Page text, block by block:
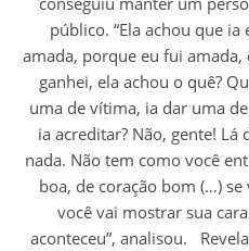
público. “Ela achou que
amada, porque eu fui
ganhei, ela achou o quê?
uma de vítima, ia dar uma
ia acreditar? Não, gente!
nada. Não tem como você
boa, de coração bom (…)
você vai mostrar sua
aconteceu”, analisou.